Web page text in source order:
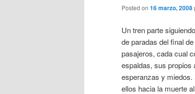
Posted on 16 marzo, 2008
Un tren parte
de paradas del final
pasajeros, cada cual
espaldas, sus propios
esperanzas y
ellos hacia la muerte